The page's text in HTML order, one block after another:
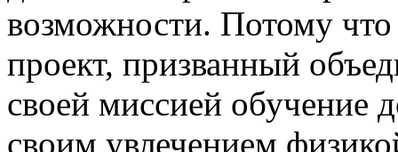
возможности. Потому
проект, призванный
своей миссией обучение
своим увлечением